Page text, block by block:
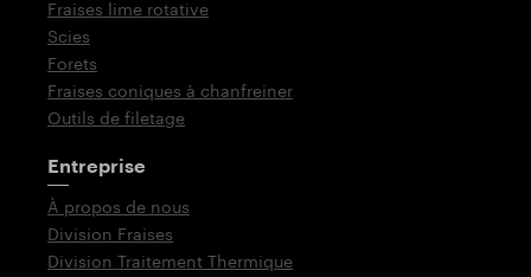
Fraises lime rotative
Scies
Forets
Fraises coniques à chanfreiner
Outils de filetage
Entreprise
À propos de nous
Division Fraises
Division Traitement Thermique